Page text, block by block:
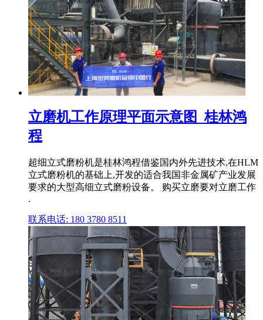
立磨机工作原理平面示意图_桂林鸿
程
超细立式磨粉机是桂林鸿程借鉴国内外先进技术,在HLM
立式磨粉机的基础上,开发的适合我国非金属矿产业发展
要求的大型高细立式磨粉设备。 购买立磨要对立磨工作
.
联系电话: 180 3780 8511